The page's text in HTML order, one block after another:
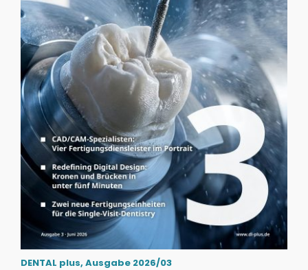
DENTAL plus, Ausgabe 2026/03